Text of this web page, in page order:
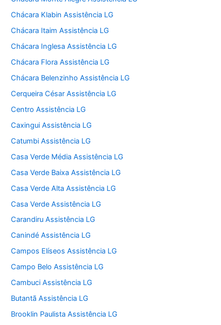
Chácara Klabin Assistência LG
Chácara Itaim Assistência LG
Chácara Inglesa Assistência LG
Chácara Flora Assistência LG
Chácara Belenzinho Assistência LG
Cerqueira César Assistência LG
Centro Assistência LG
Caxingui Assistência LG
Catumbi Assistência LG
Casa Verde Média Assistência LG
Casa Verde Baixa Assistência LG
Casa Verde Alta Assistência LG
Casa Verde Assistência LG
Carandiru Assistência LG
Canindé Assistência LG
Campos Elíseos Assistência LG
Campo Belo Assistência LG
Cambuci Assistência LG
Butantã Assistência LG
Brooklin Paulista Assistência LG